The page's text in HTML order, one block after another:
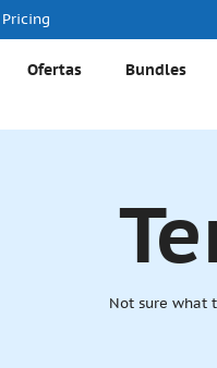
Ofertas Bundles
Not sure what